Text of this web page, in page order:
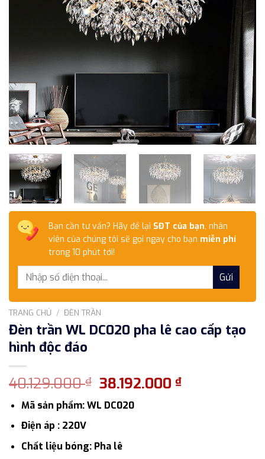
Bạn cần tư vấn? Hãy để lại SĐT của bạn, nhân
viên của chúng tôi sẽ gọi ngay cho bạn miễn phí
trong 10 phút tới!
TRANG CHỦ / ĐÈN TRẦN
Đèn trần WL DC020 pha lê cao cấp tạo
hình độc đáo
40.129.000₫ Giá
gốc
là:
38.192.000₫Giá
Mã sản phẩm: WL DC020
Điện áp : 220V
Chất liệu bóng: Pha lê